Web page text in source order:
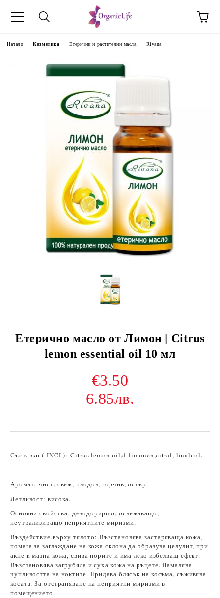
Начало Козметика Етерични и растителни масла Rivana
Етерично масло от Лимон | Citrus
lemon essential oil 10 мл
€3.50
6.85лв.
Съставки ( INCI ):Citrus lеmon oil,d-limonen,citral, linalool.
Аромат: чист, свеж, плодов, горчив, остър.
Летливост: висока.
Основни свойства: дезодорирщо, освежаващо,
неутрализиращо неприятните миризми.
Въздействие върху тялото: Възстановява застаряваща кожа,
помага за заглаждане на кожа склона да образува целулит, при
акне и мазна кожа, свива порите и има леко избелващ ефект.
Възстановява загрубяла и суха кожа на ръцете. Намалява
чупливостта на ноктите. Придава блясък на косъма, съживява
косата. За отстраняване на неприятни миризми в
помещението.